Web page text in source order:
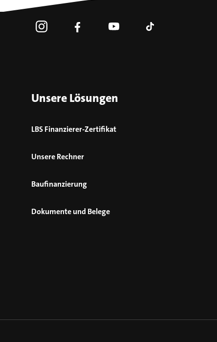
Unsere Lösungen
LBS Finanzierer-Zertifikat
Unsere Rechner
Baufinanzierung
Dokumente und Belege